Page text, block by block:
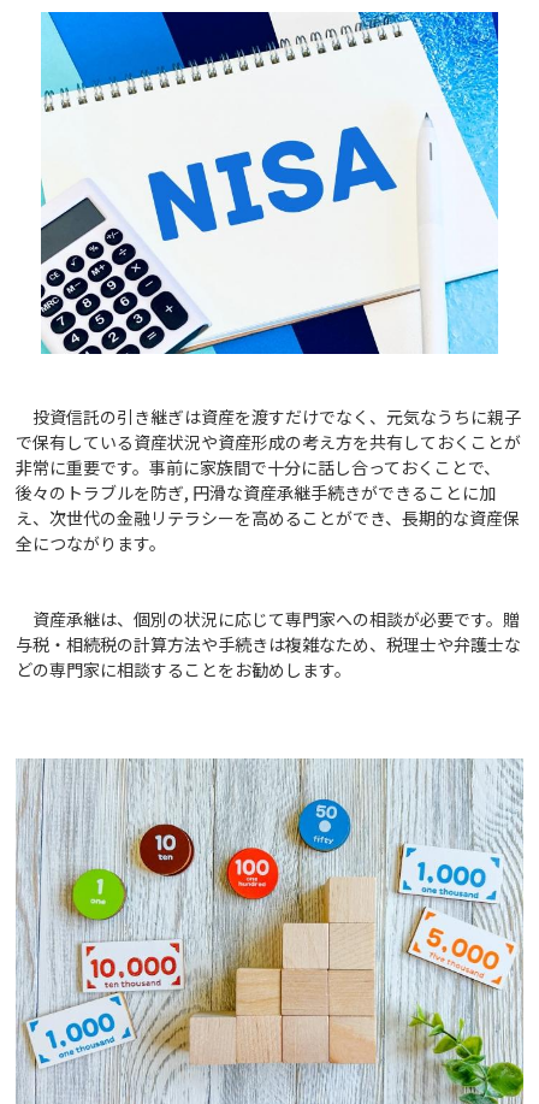
投資信託の引き継ぎは資産を渡すだけでなく、元気なうちに親子
で保有している資産状況や資産形成の考え方を共有しておくことが
非常に重要です。事前に家族間で十分に話し合っておくことで、
後々のトラブルを防ぎ, 円滑な資産承継手続きができることに加
え、次世代の金融リテラシーを高めることができ、長期的な資産保
全につながります。
資産承継は、個別の状況に応じて専門家への相談が必要です。贈
与税・相続税の計算方法や手続きは複雑なため、税理士や弁護士な
どの専門家に相談することをお勧めします。